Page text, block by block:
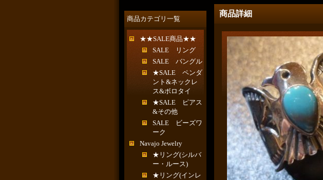
商品カテゴリ一覧
★★SALE商品★★
SALE リング
SALE バングル
★SALE ペンダ
ント&ネックレ
ス&ボロタイ
★SALE ピアス
&その他
SALE ビーズワ
ーク
Navajo Jewelry
★リング(シルバ
ー・ルース)
★リング(インレ
商品詳細